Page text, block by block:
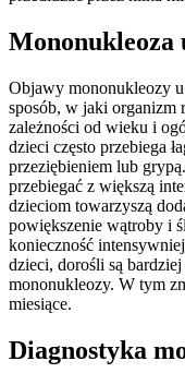
Mononukleoza
Objawy mononukleozy u
sposób, w jaki organizm
zależności od wieku i
dzieci często przebiega
przeziębieniem lub
przebiegać z większą
dzieciom towarzyszą
powiększenie wątroby i
konieczność
dzieci, dorośli są bardziej
mononukleozy. W tym
miesiące.
Diagnostyka